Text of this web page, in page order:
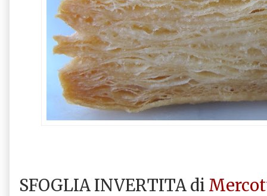
SFOGLIA INVERTITA di